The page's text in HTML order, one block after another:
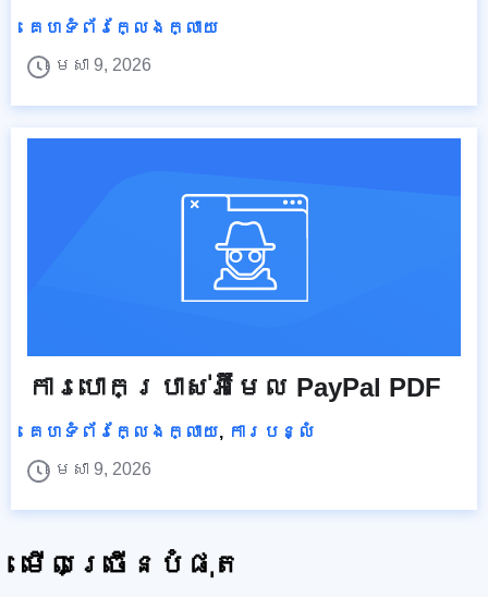
គេហទំព័រក្លែងក្លាយ
មេសា 9, 2026
ការបោកប្រាស់អ៊ីមែល PayPal PDF
គេហទំព័រក្លែងក្លាយ, ការបន្លំ
មេសា 9, 2026
មើលច្រើនបំផុត